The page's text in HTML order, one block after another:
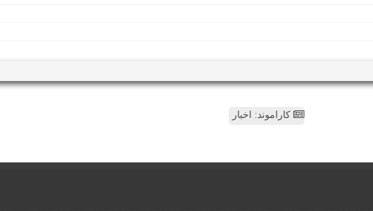
کاراموند: اخبار